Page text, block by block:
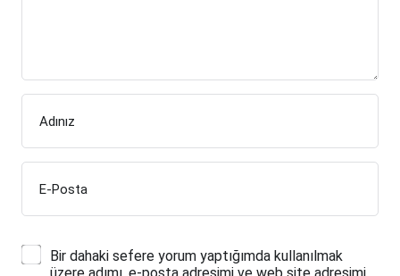
Adınız
E-Posta
Bir dahaki sefere yorum yaptığımda kullanılmak